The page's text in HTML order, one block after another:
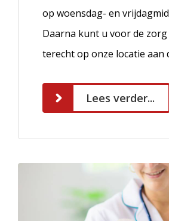
op woensdag- en
Daarna kunt u voor de
terecht op onze locatie aan
Lees verder...